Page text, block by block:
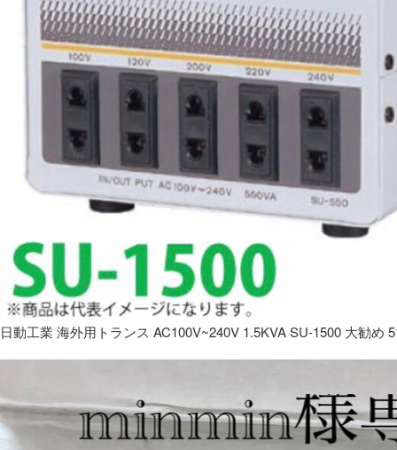
日動工業 海外用トランス AC100V~240V 1.5KVA SU-1500 大勧め